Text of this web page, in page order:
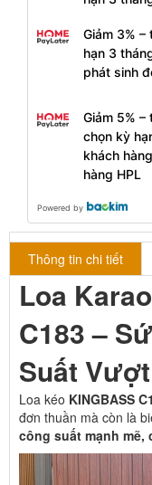
Giảm 3%
hạn 3
phát sinh
Giảm 5%
chọn kỳ
khách
hàng HPL
Powered by
Thông tin chi tiết
Loa
C183 –
Suất
Loa kéo KINGBASS
đơn thuần mà còn là
công suất mạnh